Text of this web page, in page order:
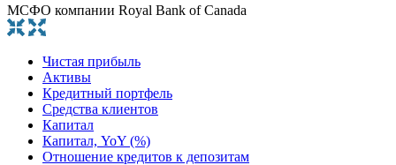
МСФО компании Royal Bank of Canada
Чистая прибыль
Активы
Кредитный портфель
Средства клиентов
Капитал
Капитал, YoY (%)
Отношение кредитов к депозитам